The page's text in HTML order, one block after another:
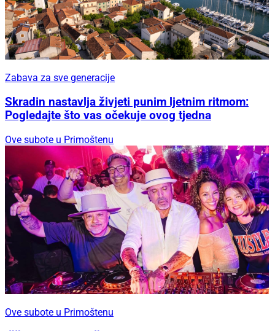
Zabava za sve generacije
Skradin nastavlja živjeti punim ljetnim ritmom:
Pogledajte što vas očekuje ovog tjedna
Ove subote u Primoštenu
Ove subote u Primoštenu